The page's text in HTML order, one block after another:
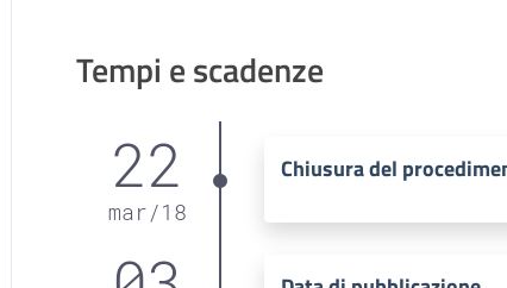
Tempi e scadenze
22
mar/18
Chiusura del